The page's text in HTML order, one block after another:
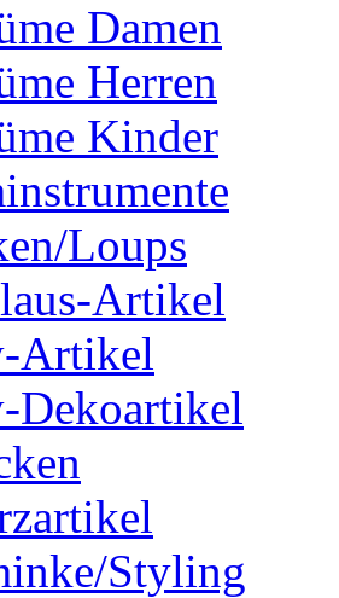
Damen
Herren
Kinder
Loups
Artikel
Artikel
Dekoartikel
Styling